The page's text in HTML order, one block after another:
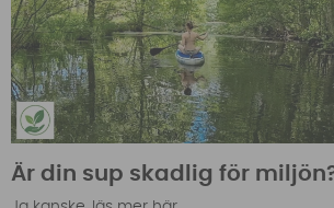
Är din sup skadlig för